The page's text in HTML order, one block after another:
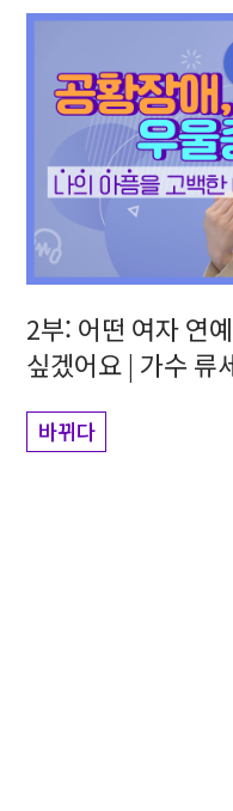
2부: 어떤 여자 연
싶겠어요 | 가수 류
바뀌다